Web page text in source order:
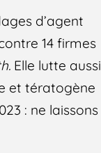
d’agent
14 firmes
Elle lutte aussi
et tératogène
: ne laissons